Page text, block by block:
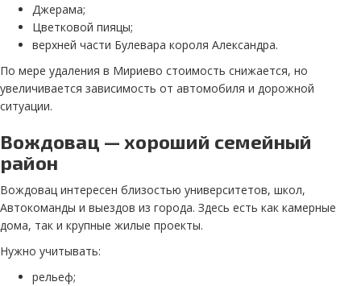
Джерама;
Цветковой пияцы;
верхней части Булевара короля Александра.
По мере удаления в Мириево стоимость снижается, но
увеличивается зависимость от автомобиля и дорожной
ситуации.
Вождовац — хороший семейный
район
Вождовац интересен близостью университетов, школ,
Автокоманды и выездов из города. Здесь есть как камерные
дома, так и крупные жилые проекты.
Нужно учитывать:
рельеф;